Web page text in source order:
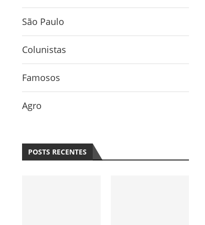
São Paulo
Colunistas
Famosos
Agro
POSTS RECENTES